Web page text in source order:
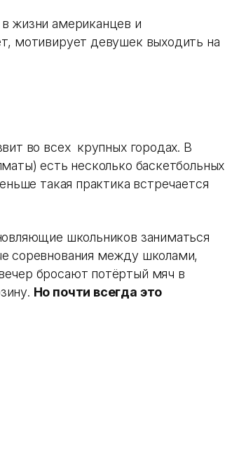
жизни американцев и
мотивирует девушек выходить на
во всех крупных городах. В
есть несколько баскетбольных
такая практика встречается
школьников заниматься
соревнования между школами,
бросают потёртый мяч в
Но почти всегда это